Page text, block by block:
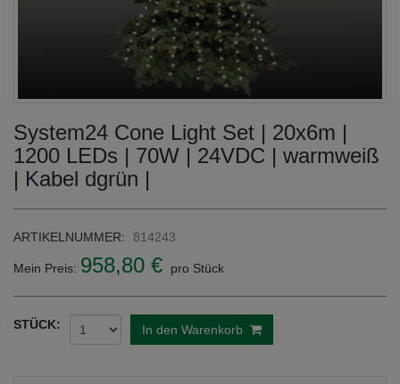
System24 Cone Light Set | 20x6m |
1200 LEDs | 70W | 24VDC | warmweiß
| Kabel dgrün |
ARTIKELNUMMER: 814243
Mein Preis: 958,80 € pro Stück
STÜCK: In den Warenkorb